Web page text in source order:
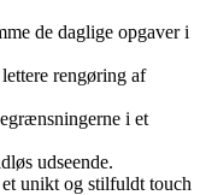
de daglige opgaver i
rengøring af
i et
udseende.
unikt og stilfuldt touch